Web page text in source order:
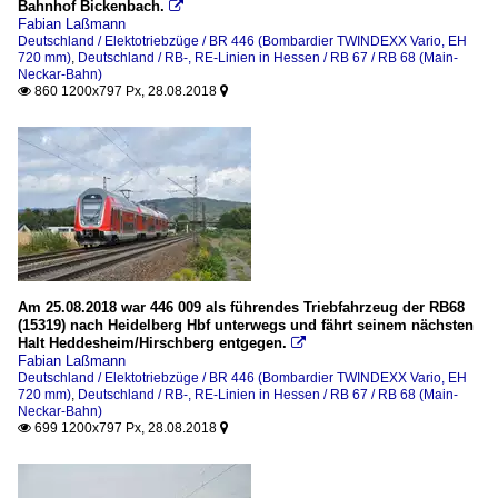
Bahnhof Bickenbach. 
Fabian Laßmann
Deutschland / Elektotriebzüge / BR 446 (Bombardier TWINDEXX Vario, EH
720 mm), Deutschland / RB-, RE-Linien in Hessen / RB 67 / RB 68 (Main-
Neckar-Bahn)
 860 1200x797 Px, 28.08.2018 
Am 25.08.2018 war 446 009 als führendes Triebfahrzeug der RB68
(15319) nach Heidelberg Hbf unterwegs und fährt seinem nächsten
Halt Heddesheim/Hirschberg entgegen. 
Fabian Laßmann
Deutschland / Elektotriebzüge / BR 446 (Bombardier TWINDEXX Vario, EH
720 mm), Deutschland / RB-, RE-Linien in Hessen / RB 67 / RB 68 (Main-
Neckar-Bahn)
 699 1200x797 Px, 28.08.2018 